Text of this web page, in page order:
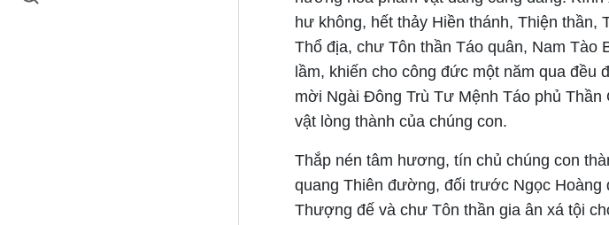
hư không, hết thảy Hiền thánh, Thiện thần,
Thổ địa, chư Tôn thần Táo quân, Nam
lầm, khiến cho công đức một năm qua
mời Ngài Đông Trù Tư Mệnh Táo phủ
vật lòng thành của chúng con.
Thắp nén tâm hương, tín chủ chúng con
quang Thiên đường, đối trước Ngọc
Thượng đế và chư Tôn thần gia ân xá tội